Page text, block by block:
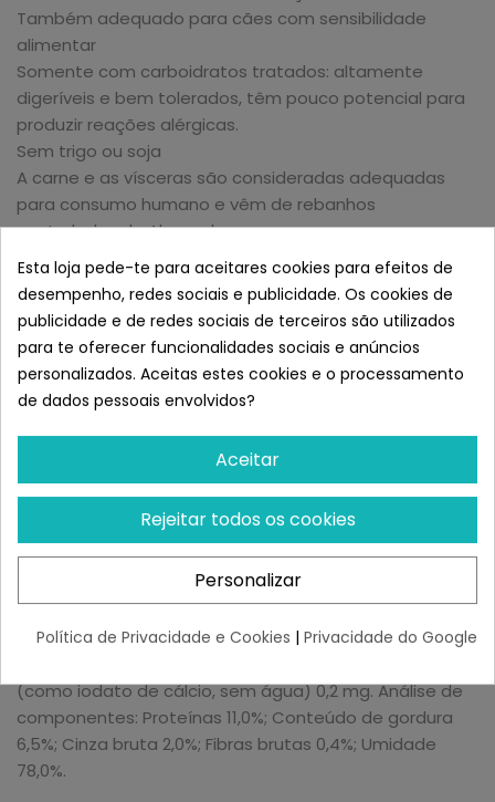
Também adequado para cães com sensibilidade
alimentar
Somente com carboidratos tratados: altamente
digeríveis e bem tolerados, têm pouco potencial para
produzir reações alérgicas.
Sem trigo ou soja
A carne e as vísceras são consideradas adequadas
para consumo humano e vêm de rebanhos
controlados da Alemanha.
Carne sem purê
Com óleo de cardo: fonte de ácidos graxos
insaturados que promovem a saúde da pele e do
cabelo.
Cozimento cuidadoso: garante que os nutrientes dos
ingredientes sejam mais bem preservados, bem como
sua consistência
de carne de frango (27,5%); ovo inteiro (4%); sementes
de chia (1%); minerais (1%); óleo de cardo (0,5%).
Aditivos por kg: Aditivos nutricionais: Vitamina D3 200 UI;
Vitamina E (como acetato de alfa-tocoferol) 50 mg;
Manganês (como sulfato de manganês II) 2 mg; Zinco
(como iodato de cálcio, sem água) 0,2 mg. Análise de
componentes: Proteínas 11,0%; Conteúdo de gordura
6,5%; Cinza bruta 2,0%; Fibras brutas 0,4%; Umidade
78,0%.
Esta loja pede-te para aceitares cookies para efeitos de
desempenho, redes sociais e publicidade. Os cookies de
publicidade e de redes sociais de terceiros são utilizados
para te oferecer funcionalidades sociais e anúncios
personalizados. Aceitas estes cookies e o processamento
de dados pessoais envolvidos?
Aceitar
Rejeitar todos os cookies
Personalizar
Política de Privacidade e Cookies | Privacidade do Google